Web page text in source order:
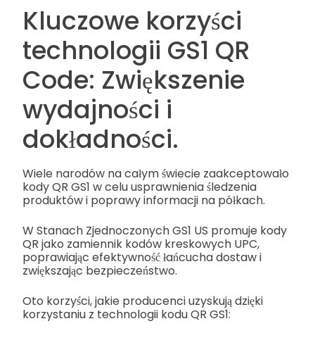
Kluczowe korzyści
technologii GS1 QR
Code: Zwiększenie
wydajności i
dokładności.
Wiele narodów na całym świecie zaakceptowało
kody QR GS1 w celu usprawnienia śledzenia
produktów i poprawy informacji na półkach.
W Stanach Zjednoczonych GS1 US promuje kody
QR jako zamiennik kodów kreskowych UPC,
poprawiając efektywność łańcucha dostaw i
zwiększając bezpieczeństwo.
Oto korzyści, jakie producenci uzyskują dzięki
korzystaniu z technologii kodu QR GS1: